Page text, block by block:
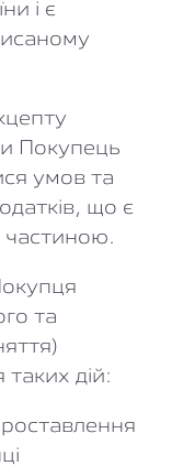
і є
Покупець
умов та
що є
частиною.
та
таких дій: